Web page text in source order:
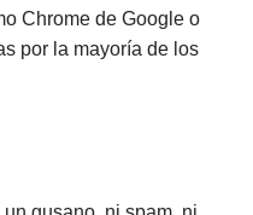
Chrome de Google o
por la mayoría de los